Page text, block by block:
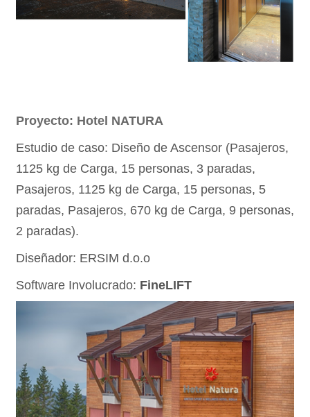
Proyecto: Hotel NATURA
Estudio de caso: Diseño de Ascensor (Pasajeros,
1125 kg de Carga, 15 personas, 3 paradas,
Pasajeros, 1125 kg de Carga, 15 personas, 5
paradas, Pasajeros, 670 kg de Carga, 9 personas,
2 paradas).
Diseñador: ERSIM d.o.o
Software Involucrado: FineLIFT